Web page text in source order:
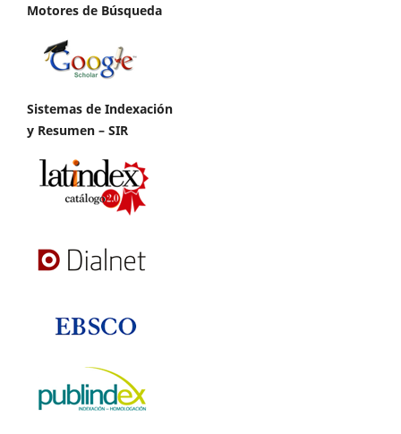
Motores de Búsqueda
Sistemas de Indexación
y Resumen – SIR